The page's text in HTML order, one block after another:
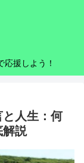
応援しよう！
人生：何
解説